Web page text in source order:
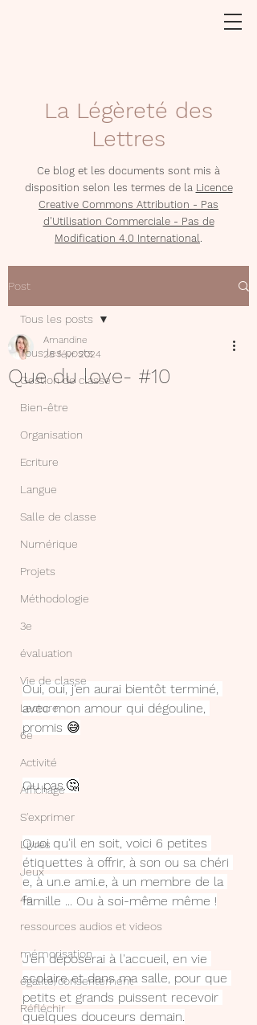
La Légèreté des
Lettres
Ce blog et les documents sont mis à
disposition selon les termes de la Licence
Creative Commons Attribution - Pas
d'Utilisation Commerciale - Pas de
Modification 4.0 International.
Post
Tous les posts
Gestion de classe
Bien-être
Organisation
Ecriture
Langue
Salle de classe
Numérique
Projets
Méthodologie
3e
évaluation
Vie de classe
Lecture
6e
Activité
Affichage
S'exprimer
Livres
Jeux
4e
ressources audios et videos
mémorisation
égalité/consentement
Réfléchir
Tous les posts
Que du love- #10
Amandine
28 févr. 2024
Oui, oui, j'en aurai bientôt terminé,
avec mon amour qui dégouline,
promis 😅
Ou pas.🤔
Quoi qu'il en soit, voici 6 petites
étiquettes à offrir, à son ou sa chéri
e, à un.e ami.e, à un membre de la
famille ... Ou à soi-même même !
J'en déposerai à l'accueil, en vie
scolaire et dans ma salle, pour que
petits et grands puissent recevoir
quelques douceurs demain.